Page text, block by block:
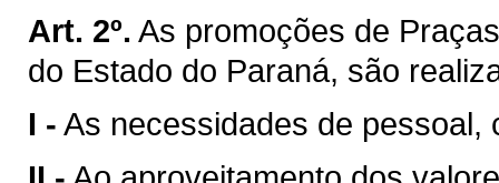
Art. 2º. As promoções de
do Estado do Paraná, são
I - As necessidades de pessoal,